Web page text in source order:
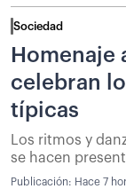
Sociedad
Homenaje
celebran
típicas
Los ritmos y
se hacen
Publicación: Hace 7